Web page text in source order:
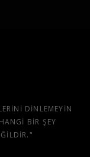
DINLEMEYIN
BIR ŞEY